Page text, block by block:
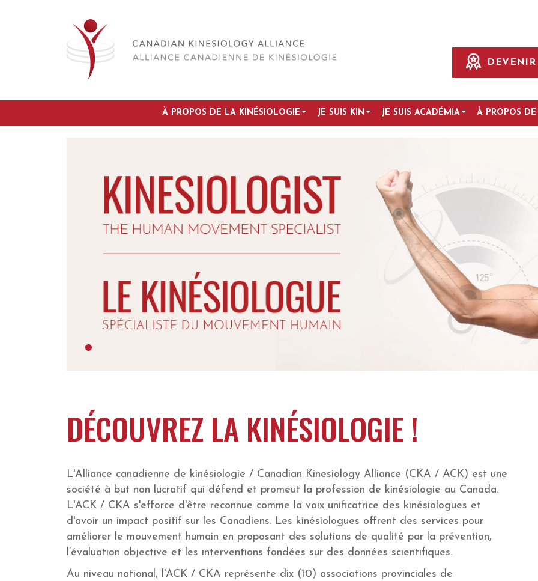
À PROPOS DE LA KINÉSIOLOGIE JE SUIS KIN JE SUIS ACADÉMIA À PROPOS
DÉCOUVREZ LA KINÉSIOLOGIE !
L'Alliance canadienne de kinésiologie / Canadian Kinesiology Alliance (CKA / ACK) est une
société à but non lucratif qui défend et promeut la profession de kinésiologie au Canada.
L'ACK / CKA s'efforce d'être reconnue comme la voix unificatrice des kinésiologues et
d'avoir un impact positif sur les Canadiens. Les kinésiologues offrent des services pour
améliorer le mouvement humain en proposant des solutions de qualité par la prévention,
l’évaluation objective et les interventions fondées sur des données scientifiques.
Au niveau national, l'ACK / CKA représente dix (10) associations provinciales de